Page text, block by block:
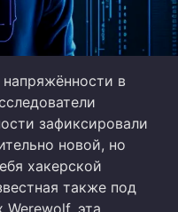
в
зафиксировали
новой, но
хакерской
также под
эта